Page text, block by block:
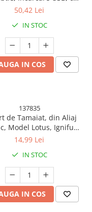
de Aer, Scrumiera
7,5 cm, Verde
50,42 Lei
IN STOC
IN COS
137835
de Tamaiat, din Aliaj
Model Lotus, Ignifug,
x 4.8 x 4.7 cm, Cupru
14,99 Lei
IN STOC
IN COS